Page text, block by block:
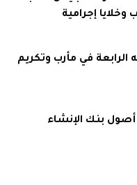
إجرامية
الرابعة في مأرب وتكريم
أصول بنك الإنشاء